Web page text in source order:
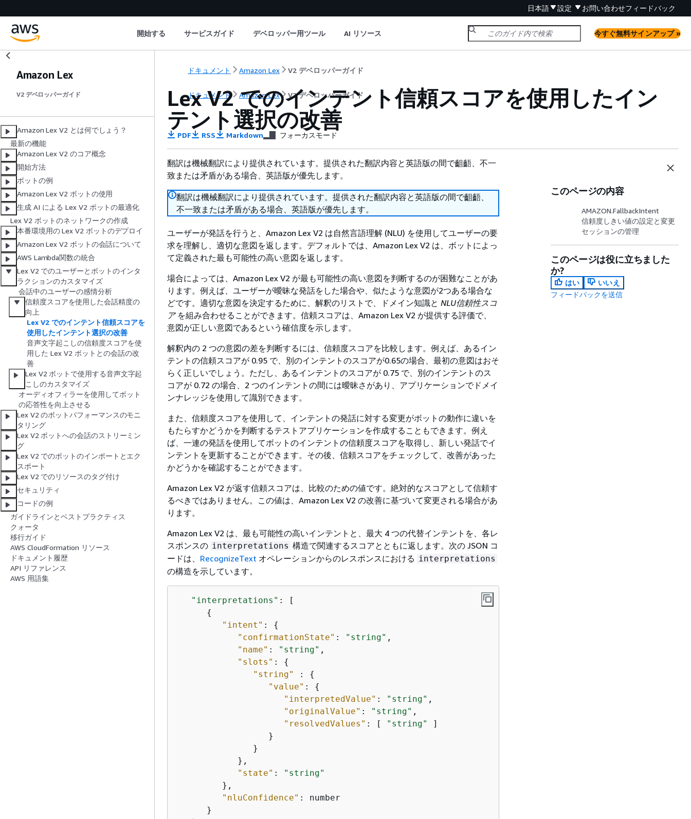
日本語 設定 お問い合わせフィードバック
開始する サービスガイド デベロッパー用ツール AI リソース 今すぐ無料サインアップ »
Amazon Lex
V2 デベロッパーガイド
Amazon Lex V2 とは何でしょう？
最新の機能
Amazon Lex V2 のコア概念
開始方法
ボットの例
Amazon Lex V2 ボットの使用
生成 AI による Lex V2 ボットの最適化
Lex V2 ボットのネットワークの作成
本番環境用の Lex V2 ボットのデプロイ
Amazon Lex V2 ボットの会話について
AWS Lambda関数の統合
Lex V2 でのユーザーとボットのインタ
ラクションのカスタマイズ
会話中のユーザーの感情分析
信頼度スコアを使用した会話精度の
向上
Lex V2 でのインテント信頼スコアを
使用したインテント選択の改善
音声文字起こしの信頼度スコアを使
用した Lex V2 ボットとの会話の改
善
Lex V2 ボットで使用する音声文字起
こしのカスタマイズ
オーディオフィラーを使用してボット
の応答性を向上させる
Lex V2 のボットパフォーマンスのモニ
タリング
Lex V2 ボットへの会話のストリーミン
グ
Lex V2 でのボットのインポートとエク
スポート
Lex V2 でのリソースのタグ付け
セキュリティ
コードの例
ガイドラインとベストプラクティス
クォータ
移行ガイド
AWS CloudFormation リソース
ドキュメント履歴
API リファレンス
AWS 用語集
ドキュメント Amazon Lex V2 デベロッパーガイド
ドキュメント Amazon Lex V2 デベロッパーガイド
Lex V2 でのインテント信頼スコアを使用したイン
テント選択の改善
PDF RSS Markdown フォーカスモード
翻訳は機械翻訳により提供されています。提供された翻訳内容と英語版の間で齟齬、不一
致または矛盾がある場合、英語版が優先します。
翻訳は機械翻訳により提供されています。提供された翻訳内容と英語版の間で齟齬、
不一致または矛盾がある場合、英語版が優先します。
ユーザーが発話を行うと、Amazon Lex V2 は自然言語理解 (NLU) を使用してユーザーの要
求を理解し、適切な意図を返します。デフォルトでは、Amazon Lex V2 は、ボットによっ
て定義された最も可能性の高い意図を返します。
場合によっては、Amazon Lex V2 が最も可能性の高い意図を判断するのが困難なことがあ
ります。例えば、ユーザーが曖昧な発話をした場合や、似たような意図が2つある場合な
どです。適切な意図を決定するために、解釈のリストで、ドメイン知識と NLU信頼性スコ
アを組み合わせることができます。信頼スコアは、Amazon Lex V2 が提供する評価で、
意図が正しい意図であるという確信度を示します。
解釈内の 2 つの意図の差を判断するには、信頼度スコアを比較します。例えば、あるイン
テントの信頼スコアが 0.95 で、別のインテントのスコアが0.65の場合、最初の意図はおそ
らく正しいでしょう。ただし、あるインテントのスコアが 0.75 で、別のインテントのス
コアが 0.72 の場合、2 つのインテントの間には曖昧さがあり、アプリケーションでドメイ
ンナレッジを使用して識別できます。
また、信頼度スコアを使用して、インテントの発話に対する変更がボットの動作に違いを
もたらすかどうかを判断するテストアプリケーションを作成することもできます。例え
ば、一連の発話を使用してボットのインテントの信頼度スコアを取得し、新しい発話でイ
ンテントを更新することができます。その後、信頼スコアをチェックして、改善があった
かどうかを確認することができます。
Amazon Lex V2 が返す信頼スコアは、比較のための値です。絶対的なスコアとして信頼す
るべきではありません。この値は、Amazon Lex V2 の改善に基づいて変更される場合があ
ります。
Amazon Lex V2 は、最も可能性の高いインテントと、最大 4 つの代替インテントを、各レ
スポンスの interpretations 構造で関連するスコアとともに返します。次の JSON コ
ードは、 RecognizeText オペレーションからのレスポンスにおける interpretations
の構造を示しています。
"interpretations" : [
{
"intent" : {
"confirmationState" : "string" ,
"name" : "string" ,
"slots" : {
"string"
: {
"value" : {
"interpretedValue" : "string" ,
"originalValue" : "string" ,
"resolvedValues" : [ "string"
]
                  }
               }
            },
"state" :
"string"
         },
"nluConfidence" : number
      }
このページの内容
AMAZON.FallbackIntent
信頼度しきい値の設定と変更
セッションの管理
このページは役に立ちました
か?
はい
いいえ
フィードバックを送信